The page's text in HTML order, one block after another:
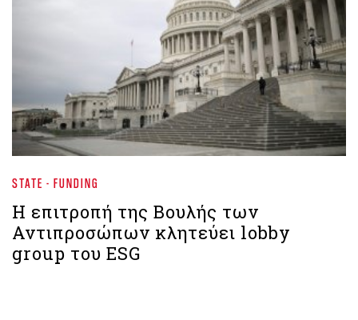
STATE - FUNDING
Η επιτροπή της Βουλής των
Αντιπροσώπων κλητεύει lobby
group του ESG